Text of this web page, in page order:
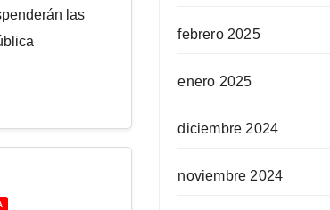
labores
las
febrero 2025
enero 2025
diciembre 2024
noviembre 2024